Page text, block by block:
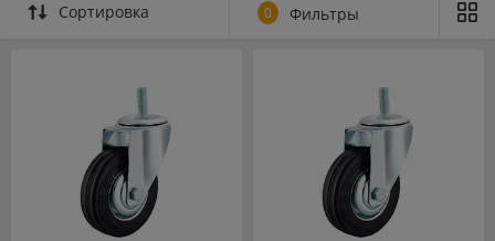
Сортировка 0 Фильтры